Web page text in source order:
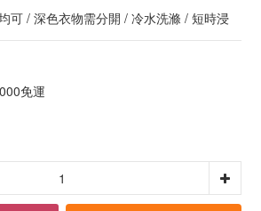
可 / 深色衣物需分開 / 冷水洗滌 / 短時浸
免運